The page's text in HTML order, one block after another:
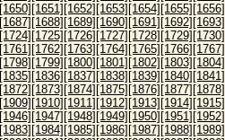
[1650] [1651] [1652] [1653] [1654] [1655] [1656]
[1687] [1688] [1689] [1690] [1691] [1692] [1693]
[1724] [1725] [1726] [1727] [1728] [1729] [1730]
[1761] [1762] [1763] [1764] [1765] [1766] [1767]
[1798] [1799] [1800] [1801] [1802] [1803] [1804]
[1835] [1836] [1837] [1838] [1839] [1840] [1841]
[1872] [1873] [1874] [1875] [1876] [1877] [1878]
[1909] [1910] [1911] [1912] [1913] [1914] [1915]
[1946] [1947] [1948] [1949] [1950] [1951] [1952]
[1983] [1984] [1985] [1986] [1987] [1988] [1989]